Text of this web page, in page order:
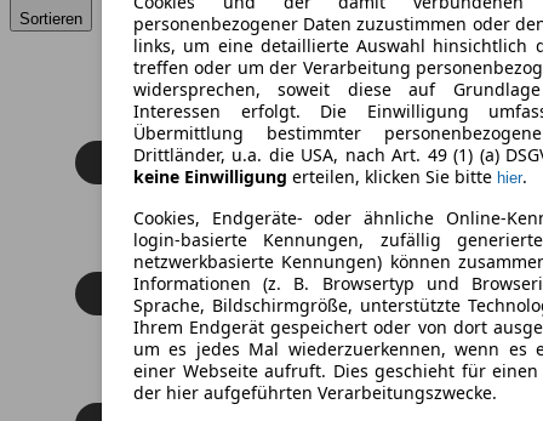
personenbezogener Daten zuzustimmen oder
links, um eine detaillierte Auswahl hinsichtlich
treffen oder um der Verarbeitung
widersprechen, soweit diese auf
Interessen erfolgt. Die Einwilligung
Übermittlung bestimmter
Drittländer, u.a. die USA, nach Art. 49 (1) (a)
keine Einwilligung erteilen, klicken Sie bitte hier.
Cookies, Endgeräte- oder ähnliche Online-
login-basierte Kennungen, zufällig
netzwerkbasierte Kennungen) können
Informationen (z. B. Browsertyp und
Sprache, Bildschirmgröße, unterstützte
Ihrem Endgerät gespeichert oder von dort
um es jedes Mal wiederzuerkennen, wenn es
einer Webseite aufruft. Dies geschieht für
der hier aufgeführten Verarbeitungszwecke.
Sortieren